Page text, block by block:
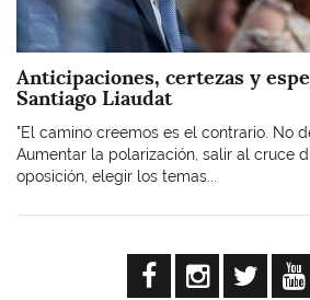
Anticipaciones, certezas y
Santiago Liaudat
"El camino creemos es el contrario. No
Aumentar la polarización, salir al cruce
oposición, elegir los temas...